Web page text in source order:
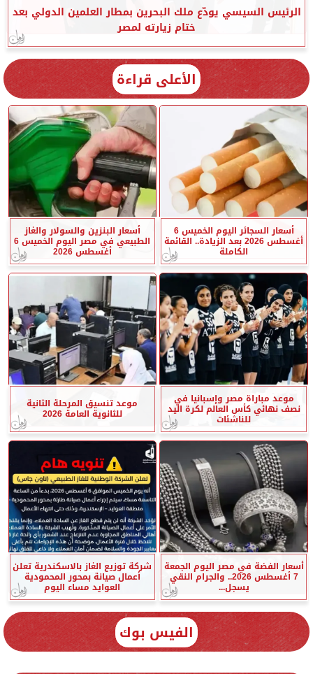
الرئيس السيسي يودّع ملك البحرين بمطار العلمين الدولي بعد
ختام زيارته لمصر
الأعلى قراءة
أسعار السجائر اليوم الخميس 6
أغسطس 2026 بعد الزيادة.. القائمة
الكاملة
أسعار البنزين والسولار والغاز
الطبيعي في مصر اليوم الخميس 6
أغسطس 2026
موعد مباراة مصر وإسبانيا في
نصف نهائي كأس العالم لكرة اليد
للناشئات
موعد تنسيق المرحلة الثانية
للثانوية العامة 2026
أسعار الفضة في مصر اليوم الجمعة
7 أغسطس 2026.. والجرام النقي
يسجل...
شركة توزيع الغاز بالاسكندرية تعلن
أعمال صيانة بمحور المحمودية
العوايد مساء اليوم
الفيس بوك